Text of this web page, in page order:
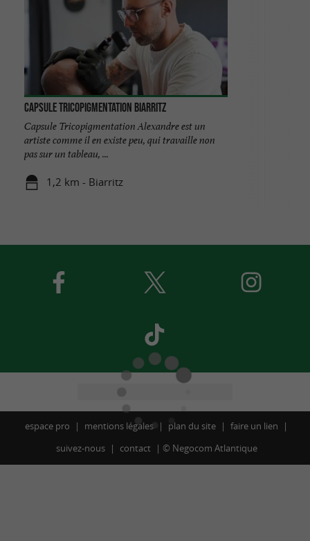
Capsule Tricopigmentation Biarritz
Capsule Tricopigmentation Alexandre est un
artiste comme il en existe peu, qui travaille non
pas sur un tableau, ...
1,2 km - Biarritz
espace pro mentions légales plan du site
faire un lien
suivez-nous
contact © Negocom Atlantique